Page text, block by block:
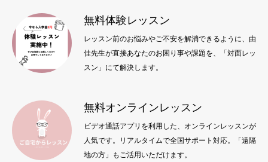
無料体験レッスン
レッスン前のお悩みやご不安を解消できるように、由
佳先生が直接あなたのお困り事や課題を、「対面レッ
スン」にて解決します。
無料オンラインレッスン
ビデオ通話アプリを利用した、オンラインレッスンが
人気です。リアルタイムで全国サポート対応。「遠隔
地の方」もご活用いただけます。